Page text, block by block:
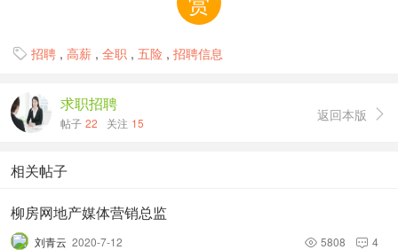
 招聘 , 高薪 , 全职 , 五险 , 招聘信息
求职招聘
帖子 22 关注 15 返回本版 
相关帖子
柳房网地产媒体营销总监
刘青云 2020-7-12  4
 5808